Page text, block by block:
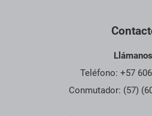
Teléfono: +57
Conmutador: (57)